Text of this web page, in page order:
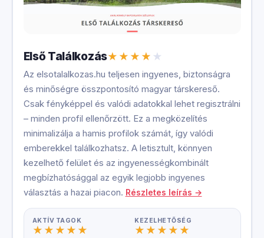
Első Találkozás
Az elsotalalkozas.hu teljesen ingyenes, biztonságra
és minőségre összpontosító magyar társkereső.
Csak fényképpel és valódi adatokkal lehet regisztrálni
– minden profil ellenőrzött. Ez a megközelítés
minimalizálja a hamis profilok számát, így valódi
emberekkel találkozhatsz. A letisztult, könnyen
kezelhető felület és az ingyenességkombinált
megbízhatósággal az egyik legjobb ingyenes
választás a hazai piacon. Részletes leírás →
AKTÍV TAGOK KEZELHETŐSÉG